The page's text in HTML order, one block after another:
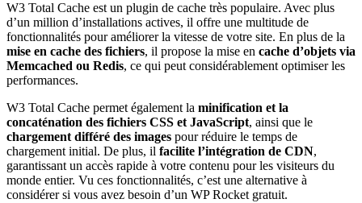
W3 Total Cache est un plugin de cache très populaire. Avec plus
d’un million d’installations actives, il offre une multitude de
fonctionnalités pour améliorer la vitesse de votre site. En plus de la
mise en cache des fichiers, il propose la mise en cache d’objets via
Memcached ou Redis, ce qui peut considérablement optimiser les
performances.
W3 Total Cache permet également la minification et la
concaténation des fichiers CSS et JavaScript, ainsi que le
chargement différé des images pour réduire le temps de
chargement initial. De plus, il facilite l’intégration de CDN,
garantissant un accès rapide à votre contenu pour les visiteurs du
monde entier. Vu ces fonctionnalités, c’est une alternative à
considérer si vous avez besoin d’un WP Rocket gratuit.